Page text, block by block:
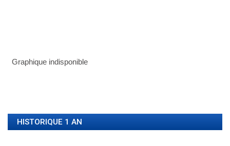
HISTORIQUE 1 AN